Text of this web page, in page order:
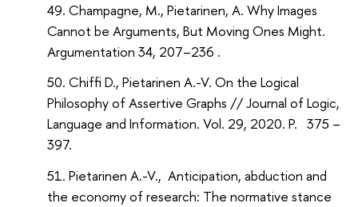
Champagne, M., Pietarinen, A. Why Images
Cannot be Arguments, But Moving Ones Might.
Argumentation 34, 207–236 .
Chiffi D., Pietarinen A.-V. On the Logical
Philosophy of Assertive Graphs // Journal of Logic,
Language and Information. Vol. 29, 2020. P. 375 –
397.
Pietarinen A.-V., Anticipation, abduction and
the economy of research: The normative stance